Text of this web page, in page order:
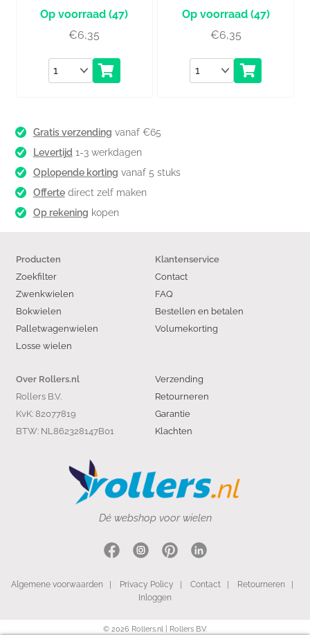
(47)
€6,35
Aantal
(47)
€6,35
Aantal
Gratis verzending vanaf €65
Levertijd1-3 werkdagen
Oplopende korting vanaf 5 stuks
Offertedirect zelf maken
Op rekening kopen
Producten
Zoekfilter
Zwenkwielen
Bokwielen
Palletwagenwielen
Losse wielen
Klantenservice
Contact
FAQ
Bestellen en betalen
Volumekorting
Verzending
Retourneren
Garantie
Klachten
Over Rollers.nl
Rollers B.V.
KvK: 82077819
BTW: NL862328147B01
Dé webshop voor wielen
Algemene voorwaarden Privacy Policy Contact| Retourneren
Inloggen
© 2026 Rollers.nl | Rollers B.V.